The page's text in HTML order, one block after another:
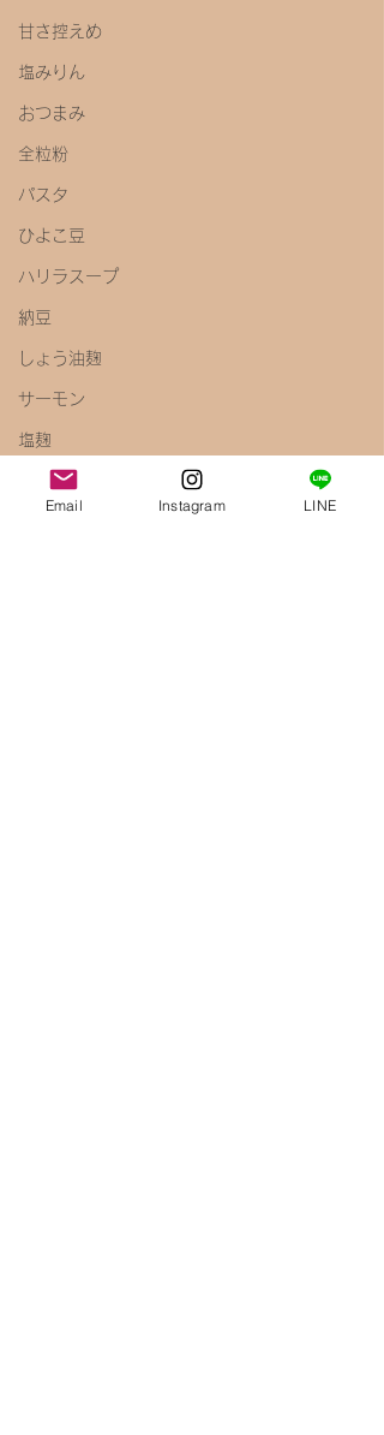
甘さ控えめ
塩みりん
おつまみ
全粒粉
パスタ
ひよこ豆
ハリラスープ
納豆
しょう油麹
サーモン
塩麹
キャベツ
Email Instagram LINE